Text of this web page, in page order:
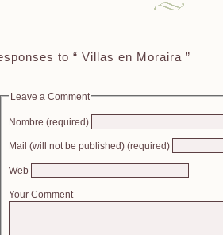
to “ Villas en Moraira ”
Leave a Comment
Nombre (required)
Mail (will not be published) (required)
Web
Your Comment